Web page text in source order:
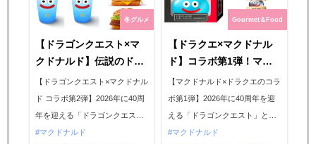
冬グルメ
【ドラゴンクエスト×マ
クドナルド】伝説のドラ
クエバーガー誕生！勇者
の剣バンズ！スライムド
リンクも♪
【ドラゴンクエスト×マクドナル
ド コラボ第2弾】2026年に40周
年を迎える「ドラゴンクエス
ト」とマクドナルドがコラボレ
マクドナルド
Gourmet＆Food
【ドラクエ×マクドナル
ド】コラボ第1弾！マト
リョーシカ風フィギュア
『伝説のスライムinスラ
イム』抽選販売きたーっ
♡
【マクドナルド×ドラクエのコラ
ボ第1弾】2026年に40周年を迎
える「ドラゴンクエスト」とマ
クドナルドがコラボレーショ
マクドナルド